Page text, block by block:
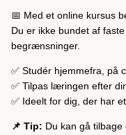
📅 Med et online kursus
Du er ikke bundet af
begrænsninger.
✅ Studér hjemmefra, på
✅ Tilpas læringen efter
✅ Ideelt for dig, der har
📌 Tip: Du kan gå